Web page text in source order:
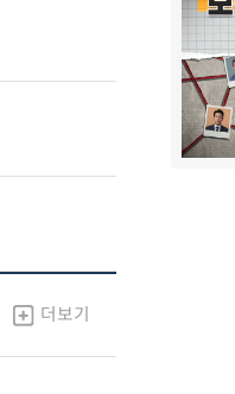
더보기